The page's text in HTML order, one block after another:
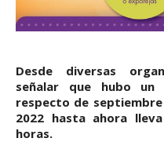
Desde diversas
señalar que hubo
respecto de
2022 hasta ahora
horas.